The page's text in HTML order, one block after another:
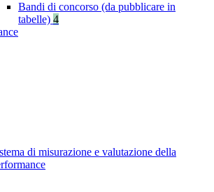
Bandi di concorso (da pubblicare in
tabelle) 4
di misurazione e valutazione della